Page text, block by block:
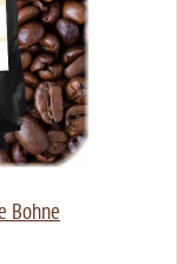
Bohne